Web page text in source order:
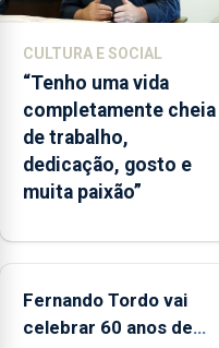
2026.
ilha
das
Flores
apresenta
um
“decréscimo
da
entre
2022
CULTURA E SOCIAL
“Tenho uma vida
completamente cheia
de trabalho,
dedicação, gosto e
muita paixão”
Fernando Tordo vai
celebrar 60 anos de